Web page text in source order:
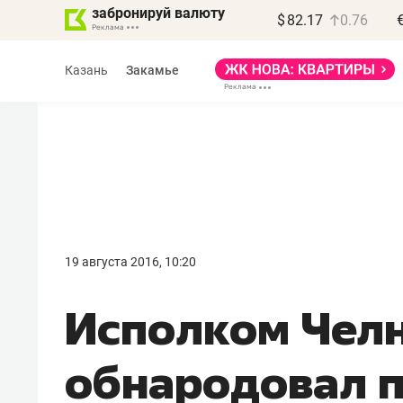
забронируй валюту $ 82.17 0.76
Казань Закамье
19 августа 2016, 10:20
Исполком
обнародовал
правил, бизнес может
потерять минимум